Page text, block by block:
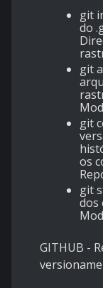
git
do
git
git
os
git
dos
GITHUB -